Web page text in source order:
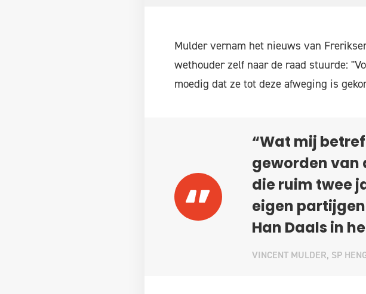
Mulder vernam het nieuws van
wethouder zelf naar de raad stuurde:
moedig dat ze tot deze afweging is
“Wat mij
geworden van
die ruim twee
eigen
Han Daals in
VINCENT MULDER, SP